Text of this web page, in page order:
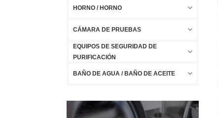
HORNO / HORNO
CÁMARA DE PRUEBAS
EQUIPOS DE SEGURIDAD DE
PURIFICACIÓN
BAÑO DE AGUA / BAÑO DE ACEITE